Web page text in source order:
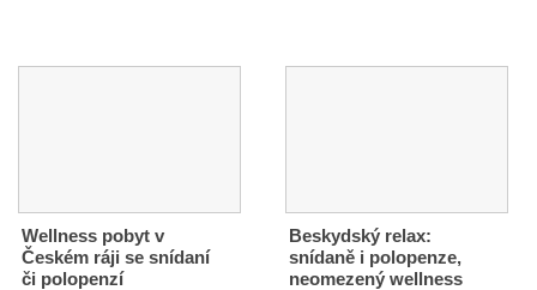
Wellness pobyt v
Českém ráji se snídaní
či polopenzí
Beskydský relax:
snídaně i polopenze,
neomezený wellness